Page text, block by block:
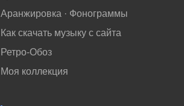
Аранжировка · Фонограммы
Как скачать музыку с сайта
Ретро-Обоз
Моя коллекция